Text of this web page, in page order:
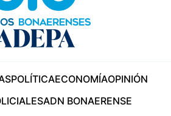
POLÍTICAECONOMÍAOPINIÓN
ADN BONAERENSE